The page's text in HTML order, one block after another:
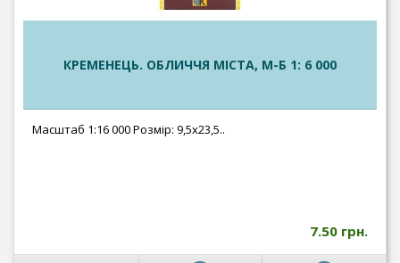
КРЕМЕНЕЦЬ. ОБЛИЧЧЯ МІСТА, М-Б 1: 6 000
Масштаб 1:16 000 Розмір: 9,5х23,5..
7.50 грн.